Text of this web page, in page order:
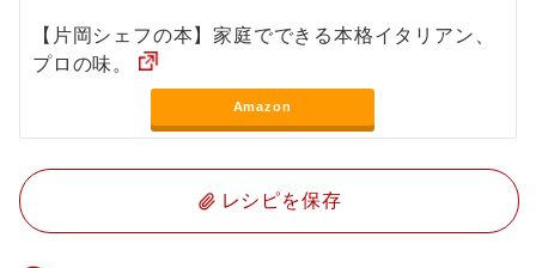
【片岡シェフの本】家庭でできる本格イタリアン、
プロの味。
Amazon
レシピを保存